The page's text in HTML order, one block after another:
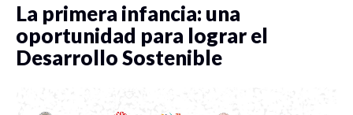
La primera infancia: una
oportunidad para lograr el
Desarrollo Sostenible